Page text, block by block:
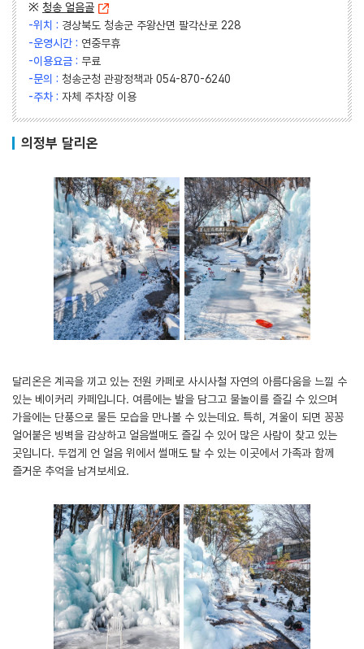
※ 청송 얼음골
-위치 : 경상북도 청송군 주왕산면 팔각산로 228
-운영시간 : 연중무휴
-이용요금 : 무료
-문의 : 청송군청 관광정책과 054-870-6240
-주차 : 자체 주차장 이용
의정부 달리온
달리온은 계곡을 끼고 있는 전원 카페로 사시사철 자연의 아름다움을 느낄 수
있는 베이커리 카페입니다. 여름에는 발을 담그고 물놀이를 즐길 수 있으며
가을에는 단풍으로 물든 모습을 만나볼 수 있는데요. 특히, 겨울이 되면 꽁꽁
얼어붙은 빙벽을 감상하고 얼음썰매도 즐길 수 있어 많은 사람이 찾고 있는
곳입니다. 두껍게 언 얼음 위에서 썰매도 탈 수 있는 이곳에서 가족과 함께
즐거운 추억을 남겨보세요.